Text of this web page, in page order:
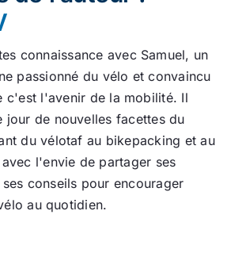
connaissance avec Samuel, un
passionné du vélo et convaincu
c'est l'avenir de la mobilité. Il
jour de nouvelles facettes du
du vélotaf au bikepacking et au
l'envie de partager ses
conseils pour encourager
au quotidien.